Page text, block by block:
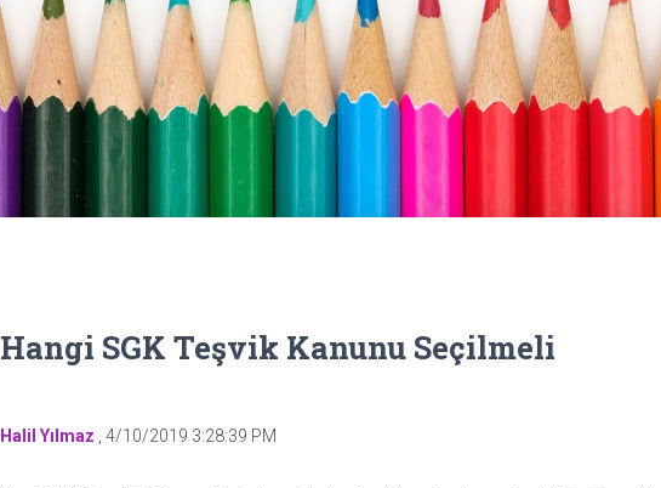
Hangi SGK Teşvik Kanunu Seçilmeli
Halil Yılmaz 4/10/2019 3:28:39 PM